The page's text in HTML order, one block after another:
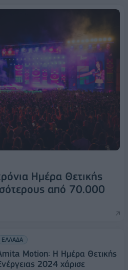
Ημέρα Θετικής
από 70.000
ΕΛΛΑΔΑ
Motion: Η Ημέρα Θετικής
2024 χάρισε